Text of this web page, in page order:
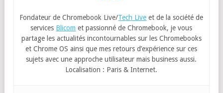
Fondateur de Chromebook Live/Tech Live et de la société de
services Blicom et passionné de Chromebook, je vous
partage les actualités incontournables sur les Chromebooks
et Chrome OS ainsi que mes retours d’expérience sur ces
sujets avec une approche utilisateur mais business aussi.
Localisation : Paris & Internet.